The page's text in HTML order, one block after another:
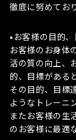
徹底に努めてお
•お客様の目的
お客様のお身体
活の質の向上、
的、目標がある
その目的、目標
ようなトレーニ
またお客様の生
のお客様に最適